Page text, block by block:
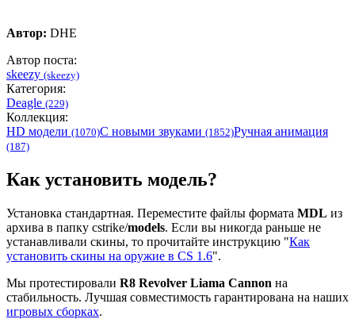
Автор: DHE
Автор поста:
skeezy (skeezy)
Категория:
Deagle (229)
Коллекция:
HD модели (1070)С новыми звуками (1852)Ручная анимация
(187)
Как установить модель?
Установка стандартная. Переместите файлы формата MDL из
архива в папку cstrike/models. Если вы никогда раньше не
устанавливали скины, то прочитайте инструкцию "Как
установить скины на оружие в CS 1.6".
Мы протестировали R8 Revolver Liama Cannon на
стабильность. Лучшая совместимость гарантирована на наших
игровых сборках.